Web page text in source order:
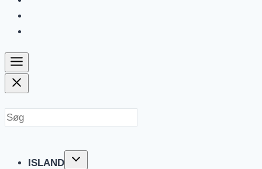
Fortsæt
til
indhold
ISLAND